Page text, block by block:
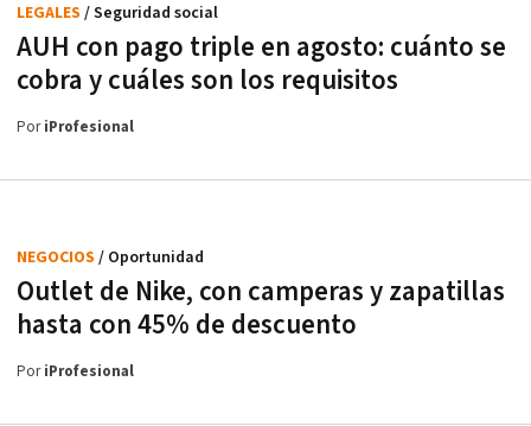
AUH con pago triple en agosto: cuánto se
cobra y cuáles son los requisitos
LEGALES / Seguridad social
PoriProfesional
Outlet de Nike, con camperas y zapatillas
hasta con 45% de descuento
NEGOCIOS / Oportunidad
PoriProfesional